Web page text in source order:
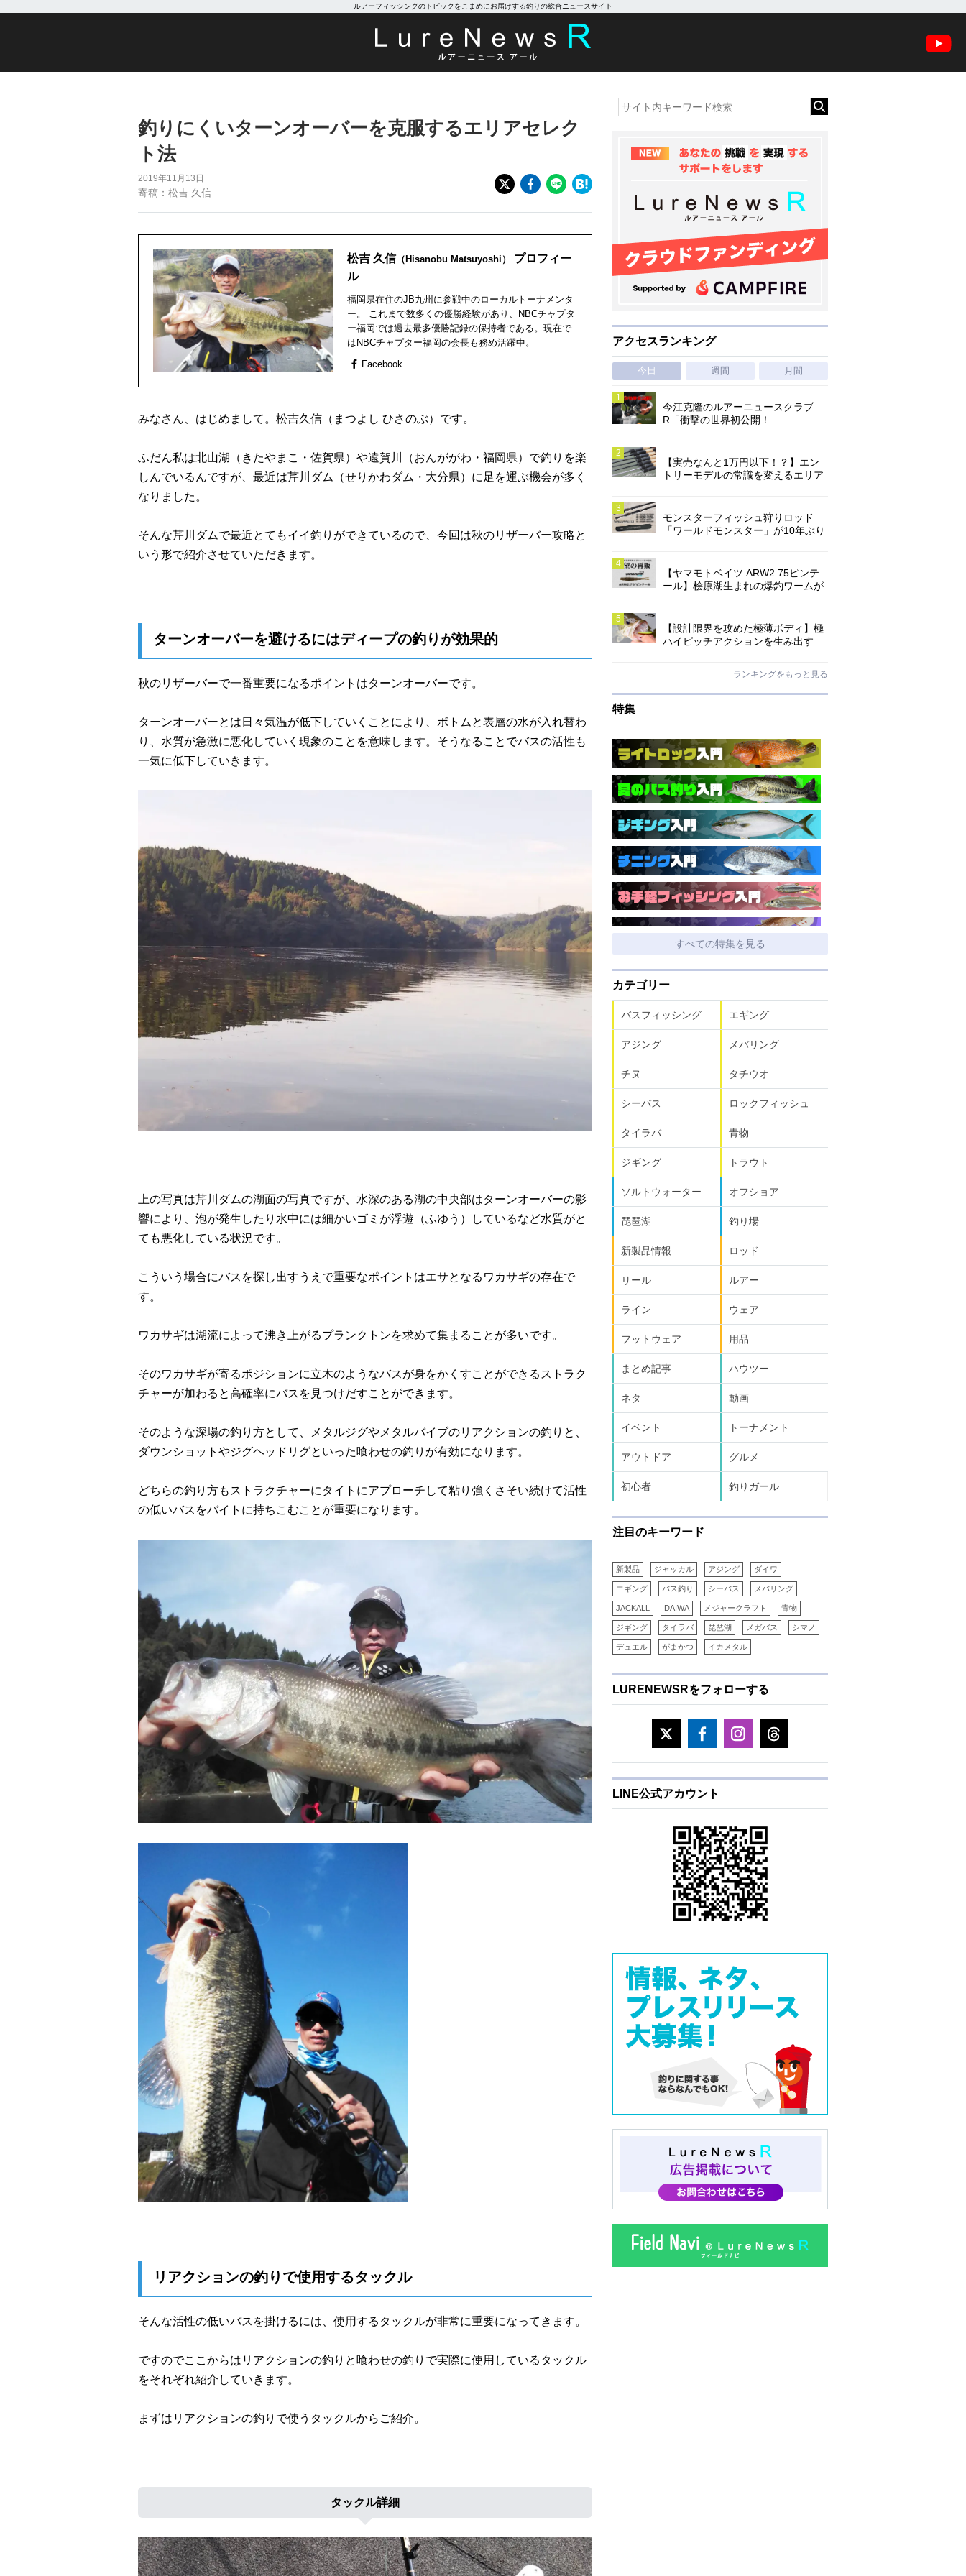
ルアーフィッシングのトピックをこまめにお届けする釣りの総合ニュースサイト
釣りにくいターンオーバーを克服するエリアセレク
ト法
2019年11月13日
寄稿：松吉 久信
松吉 久信（Hisanobu Matsuyoshi）
プロフィー
ル
福岡県在住のJB九州に参戦中のローカルトーナメンタ
ー。 これまで数多くの優勝経験があり、NBCチャプタ
ー福岡では過去最多優勝記録の保持者である。現在で
はNBCチャプター福岡の会長も務め活躍中。
Facebook
みなさん、はじめまして。松吉久信（まつよし ひさのぶ）です。
ふだん私は北山湖（きたやまこ・佐賀県）や遠賀川（おんががわ・福岡県）で釣りを楽
しんでいるんですが、最近は芹川ダム（せりかわダム・大分県）に足を運ぶ機会が多く
なりました。
そんな芹川ダムで最近とてもイイ釣りができているので、今回は秋のリザーバー攻略と
いう形で紹介させていただきます。
ターンオーバーを避けるにはディープの釣りが効果的
秋のリザーバーで一番重要になるポイントはターンオーバーです。
ターンオーバーとは日々気温が低下していくことにより、ボトムと表層の水が入れ替わ
り、水質が急激に悪化していく現象のことを意味します。そうなることでバスの活性も
一気に低下していきます。
上の写真は芹川ダムの湖面の写真ですが、水深のある湖の中央部はターンオーバーの影
響により、泡が発生したり水中には細かいゴミが浮遊（ふゆう）しているなど水質がと
ても悪化している状況です。
こういう場合にバスを探し出すうえで重要なポイントはエサとなるワカサギの存在で
す。
ワカサギは湖流によって沸き上がるプランクトンを求めて集まることが多いです。
そのワカサギが寄るポジションに立木のようなバスが身をかくすことができるストラク
チャーが加わると高確率にバスを見つけだすことができます。
そのような深場の釣り方として、メタルジグやメタルバイブのリアクションの釣りと、
ダウンショットやジグヘッドリグといった喰わせの釣りが有効になります。
どちらの釣り方もストラクチャーにタイトにアプローチして粘り強くさそい続けて活性
の低いバスをバイトに持ちこむことが重要になります。
リアクションの釣りで使用するタックル
そんな活性の低いバスを掛けるには、使用するタックルが非常に重要になってきます。
ですのでここからはリアクションの釣りと喰わせの釣りで実際に使用しているタックル
をそれぞれ紹介していきます。
まずはリアクションの釣りで使うタックルからご紹介。
タックル詳細
アクセスランキング
今日 週間 月間
今江克隆のルアーニュースクラブ
R「衝撃の世界初公開！
【実売なんと1万円以下！？】エン
トリーモデルの常識を変えるエリア
モンスターフィッシュ狩りロッド
「ワールドモンスター」が10年ぶり
【ヤマモトベイツ ARW2.75ピンテ
ール】桧原湖生まれの爆釣ワームが
【設計限界を攻めた極薄ボディ】極
ハイピッチアクションを生み出す
ランキングをもっと見る
特集
すべての特集を見る
カテゴリー
バスフィッシング エギング
アジング メバリング
チヌ タチウオ
シーバス ロックフィッシュ
タイラバ 青物
ジギング トラウト
ソルトウォーター オフショア
琵琶湖 釣り場
新製品情報 ロッド
リール ルアー
ライン ウェア
フットウェア 用品
まとめ記事 ハウツー
ネタ 動画
イベント トーナメント
アウトドア グルメ
初心者 釣りガール
注目のキーワード
新製品 ジャッカル アジング ダイワ
エギング バス釣り シーバス メバリング
JACKALL DAIWA メジャークラフト 青物
ジギング タイラバ 琵琶湖 メガバス シマノ
デュエル がまかつ イカメタル
LURENEWSRをフォローする
LINE公式アカウント